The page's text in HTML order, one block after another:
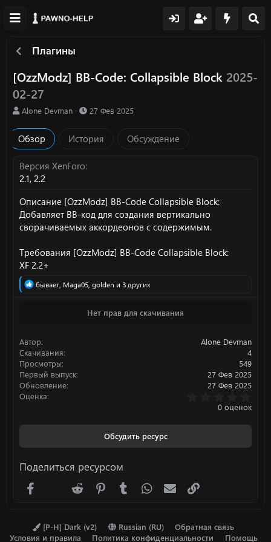
Плагины
[OzzModz] BB-Code: Collapsible Block 2025-
02-27
А
т
о
Alone Devman
Д
а
а
н
и
я
27 Фев 2025
Обзор История Обсуждение
Версия XenForo
2.1 2.2
Описание [OzzModz] BB-Code Collapsible Block:
Добавляет BB-код для создания вертикально
сворачиваемых аккордеонов с содержимым.
Требования [OzzModz] BB-Code Collapsible Block:
XF 2.2+
Р
и
:
бывает, Maga05, golden и 3 других
Нет прав для скачивания
Автор
Alone Devman
Скачивания
4
Просмотры
549
Первый выпуск
27 Фев 2025
Обновление
27 Фев 2025
Оценка
.
0
0 оценок
Обсудить ресурс
Поделиться ресурсом
FacebookX (Twitter)
Reddit PinterestTumblr WhatsAppЭлектронная почта
[P-H] Dark (v2) Russian (RU)
Обратная связь
Условия и правила
Политика конфиденциальности Помощь